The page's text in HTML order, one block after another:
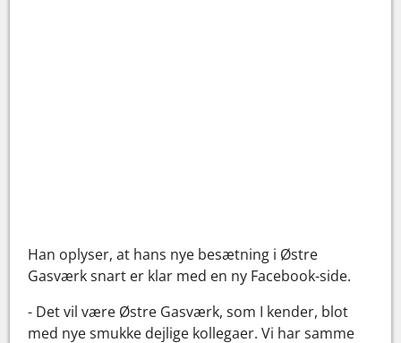
Han oplyser, at hans nye besætning i Østre
Gasværk snart er klar med en ny Facebook-side.
- Det vil være Østre Gasværk, som I kender, blot
med nye smukke dejlige kollegaer. Vi har samme